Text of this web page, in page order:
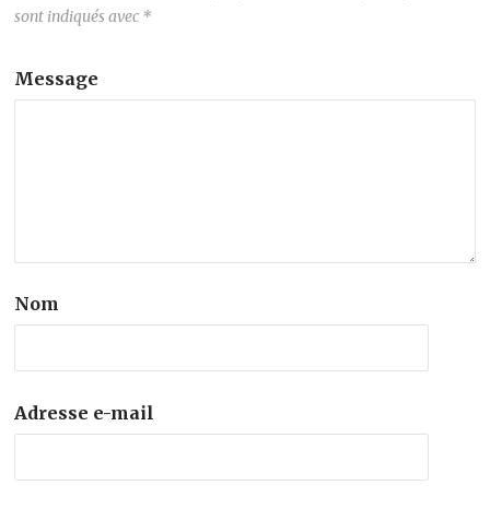
sont indiqués avec *
Message
Nom
Adresse e-mail